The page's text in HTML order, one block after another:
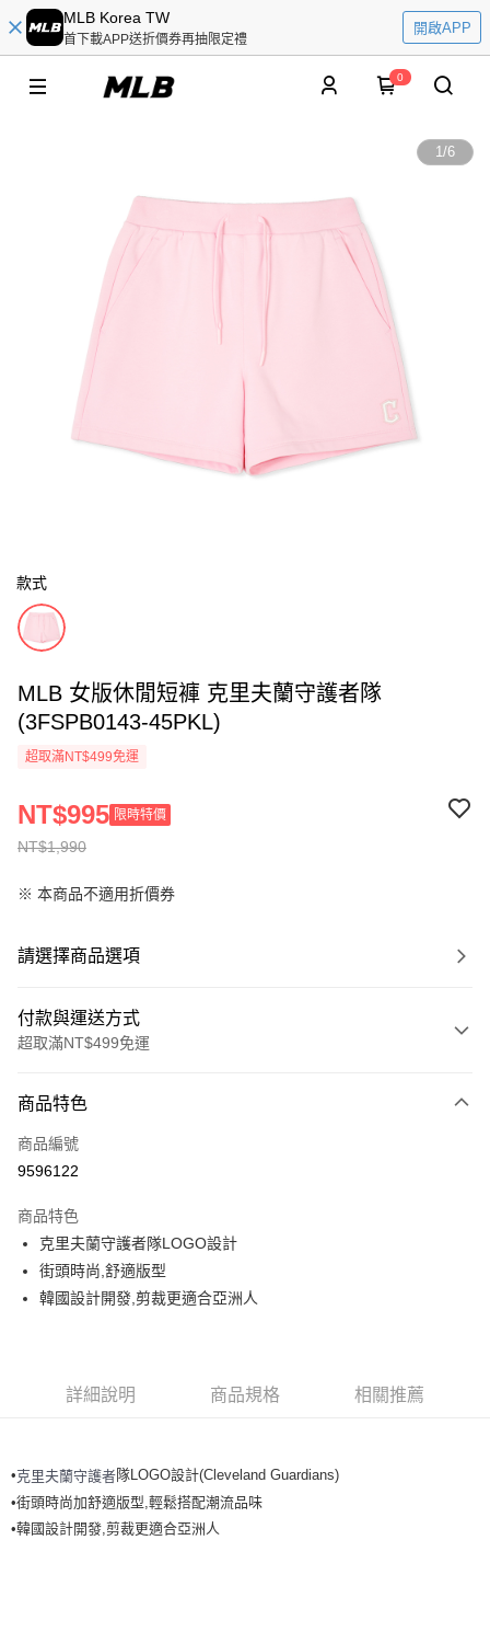
MLB Korea TW
首下載APP送折價券再抽限定禮
開啟APP
0
1/6
款式
MLB 女版休閒短褲 克里夫蘭守護者隊
(3FSPB0143-45PKL)
超取滿NT$499免運
NT$1,990
NT$995 限時特價
※ 本商品不適用折價券
請選擇商品選項
付款與運送方式
超取滿NT$499免運
信用卡一次付款
超商取貨付款
Apple Pay
街口支付
全家取貨付款<未取貨列黑名單/不支援離島取退>
全家取貨<不支援離島取退>
每筆NT$60，滿NT$499(含以上)免運費
商品特色
商品編號
9596122
商品特色
克里夫蘭守護者隊LOGO設計
街頭時尚,舒適版型
韓國設計開發,剪裁更適合亞洲人
詳細說明 商品規格 相關推薦
•克里夫蘭守護者隊LOGO設計(Cleveland Guardians)
•街頭時尚加舒適版型,輕鬆搭配潮流品味
•韓國設計開發,剪裁更適合亞洲人